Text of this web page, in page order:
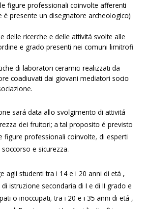
figure professionali coinvolte afferenti
é presente un disegnatore archeologico)
delle ricerche e delle attivitá svolte alle
e grado presenti nei comuni limitrofi
di laboratori ceramici realizzati da
coadiuvati dai giovani mediatori socio
sará data allo svolgimento di attivitá
dei fruitori; a tal proposito é previsto
figure professionali coinvolte, di esperti
e sicurezza.
agli studenti tra i 14 e i 20 anni di etá ,
istruzione secondaria di I e di II grado e
o inoccupati, tra i 20 e i 35 anni di etá ,